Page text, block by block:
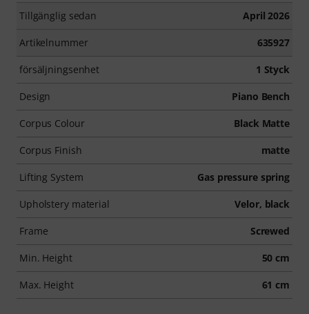
Tillgänglig sedan April 2026
Artikelnummer 635927
försäljningsenhet 1 Styck
Design Piano Bench
Corpus Colour Black Matte
Corpus Finish matte
Lifting System Gas pressure spring
Upholstery material Velor, black
Frame Screwed
Min. Height 50 cm
Max. Height 61 cm